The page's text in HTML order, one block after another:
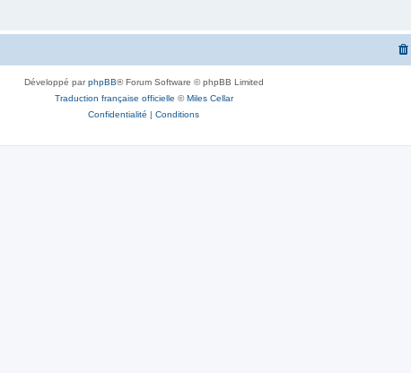
Développé parphpBB® Forum Software © phpBB Limited
Traduction française officielle ©Miles Cellar
Confidentialité | Conditions